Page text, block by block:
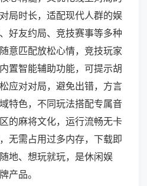
局时长，适配现代人群的娱
好友约局、竞技赛事等多种
意匹配放松心情，竞技玩家
置智能辅助功能，可提示胡
应对对局，避免出错，方言
特色，不同玩法搭配专属音
的麻将文化，运行流畅无卡
无需占用过多内存，下载即
地、想玩就玩，是休闲娱
产品。